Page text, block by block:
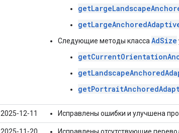
Следующие методы класса AdSize
2025‑12‑11 Исправлены ошибки и улучшена